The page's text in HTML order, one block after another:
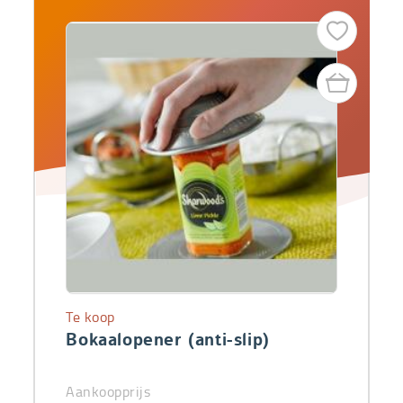
Bokaalopener (anti-slip)
Te koop
Aankoopprijs